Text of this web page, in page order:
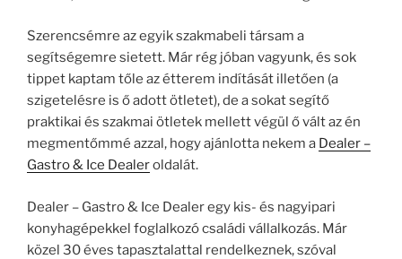
Szerencsémre az egyik szakmabeli társam a
segítségemre sietett. Már rég jóban vagyunk, és sok
tippet kaptam tőle az étterem indítását illetően (a
szigetelésre is ő adott ötletet), de a sokat segítő
praktikai és szakmai ötletek mellett végül ő vált az én
megmentőmmé azzal, hogy ajánlotta nekem a Dealer –
Gastro & Ice Dealeroldalát.
Dealer – Gastro & Ice Dealer egy kis- és nagyipari
konyhagépekkel foglalkozó családi vállalkozás. Már
közel 30 éves tapasztalattal rendelkeznek, szóval